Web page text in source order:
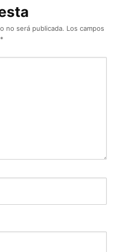
no será publicada. Los campos
*